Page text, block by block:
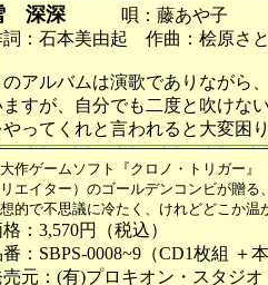
深深
唄：藤あや子
詞：石本美由起 作曲：桧原さ
のアルバムは演歌でありながら
ますが、自分でも二度と吹けな
やってくれと言われると大変困
作ゲームソフト『クロノ・トリガー
エイター）のゴールデンコンビが贈
的で不思議に冷たく、けれどどこか温
：3,570円（税込）
：SBPS-0008~9（CD1枚組 ＋
売元：(有)プロキオン・スタジ